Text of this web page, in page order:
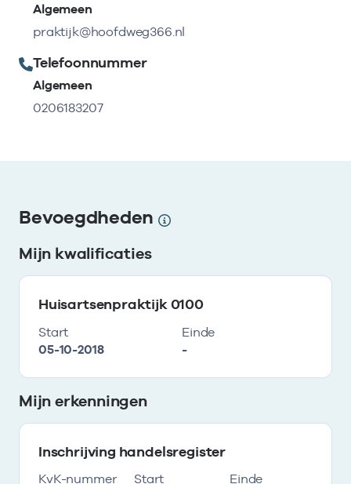
Algemeen
praktijk@hoofdweg366.nl
Telefoonnummer
Algemeen
0206183207
Bevoegdheden
Mijn kwalificaties
Huisartsenpraktijk 0100
Start
05-10-2018
Einde
-
Mijn erkenningen
Inschrijving handelsregister
KvK-nummer
Start
Einde